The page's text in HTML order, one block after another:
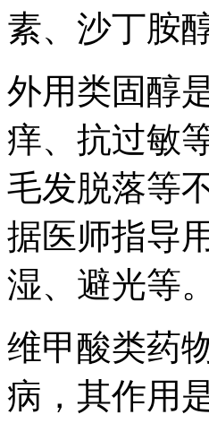
素、沙丁胺
外用类固醇
痒、抗过敏
毛发脱落等
据医师指导
湿、避光等。
维甲酸类药
病，其作用